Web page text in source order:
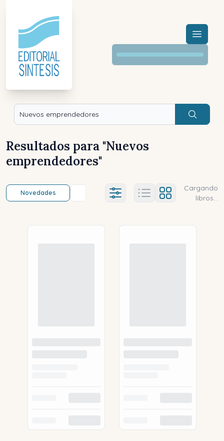
Menú
Buscar
Resultados para "Nuevos
emprendedores"
Novedades Título (a-z) Título (z-a)
Ajustes abierto
Cargando
libros...